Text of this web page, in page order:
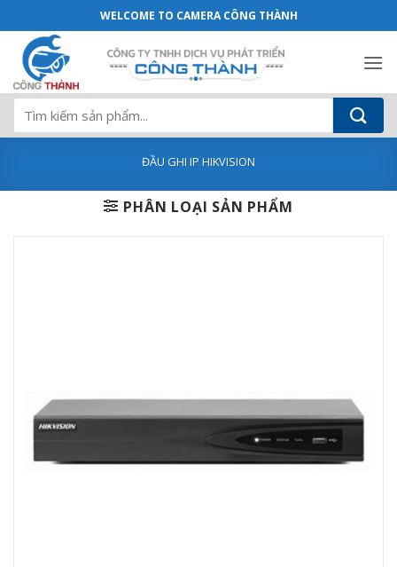
qua
dung
Đầu ghi hình camera IP 8 kênh
WELCOME TO CAMERA CÔNG THÀNH
Tìm
kiếm:
ĐẦU GHI IP HIKVISION
PHÂN LOẠI SẢN PHẨM